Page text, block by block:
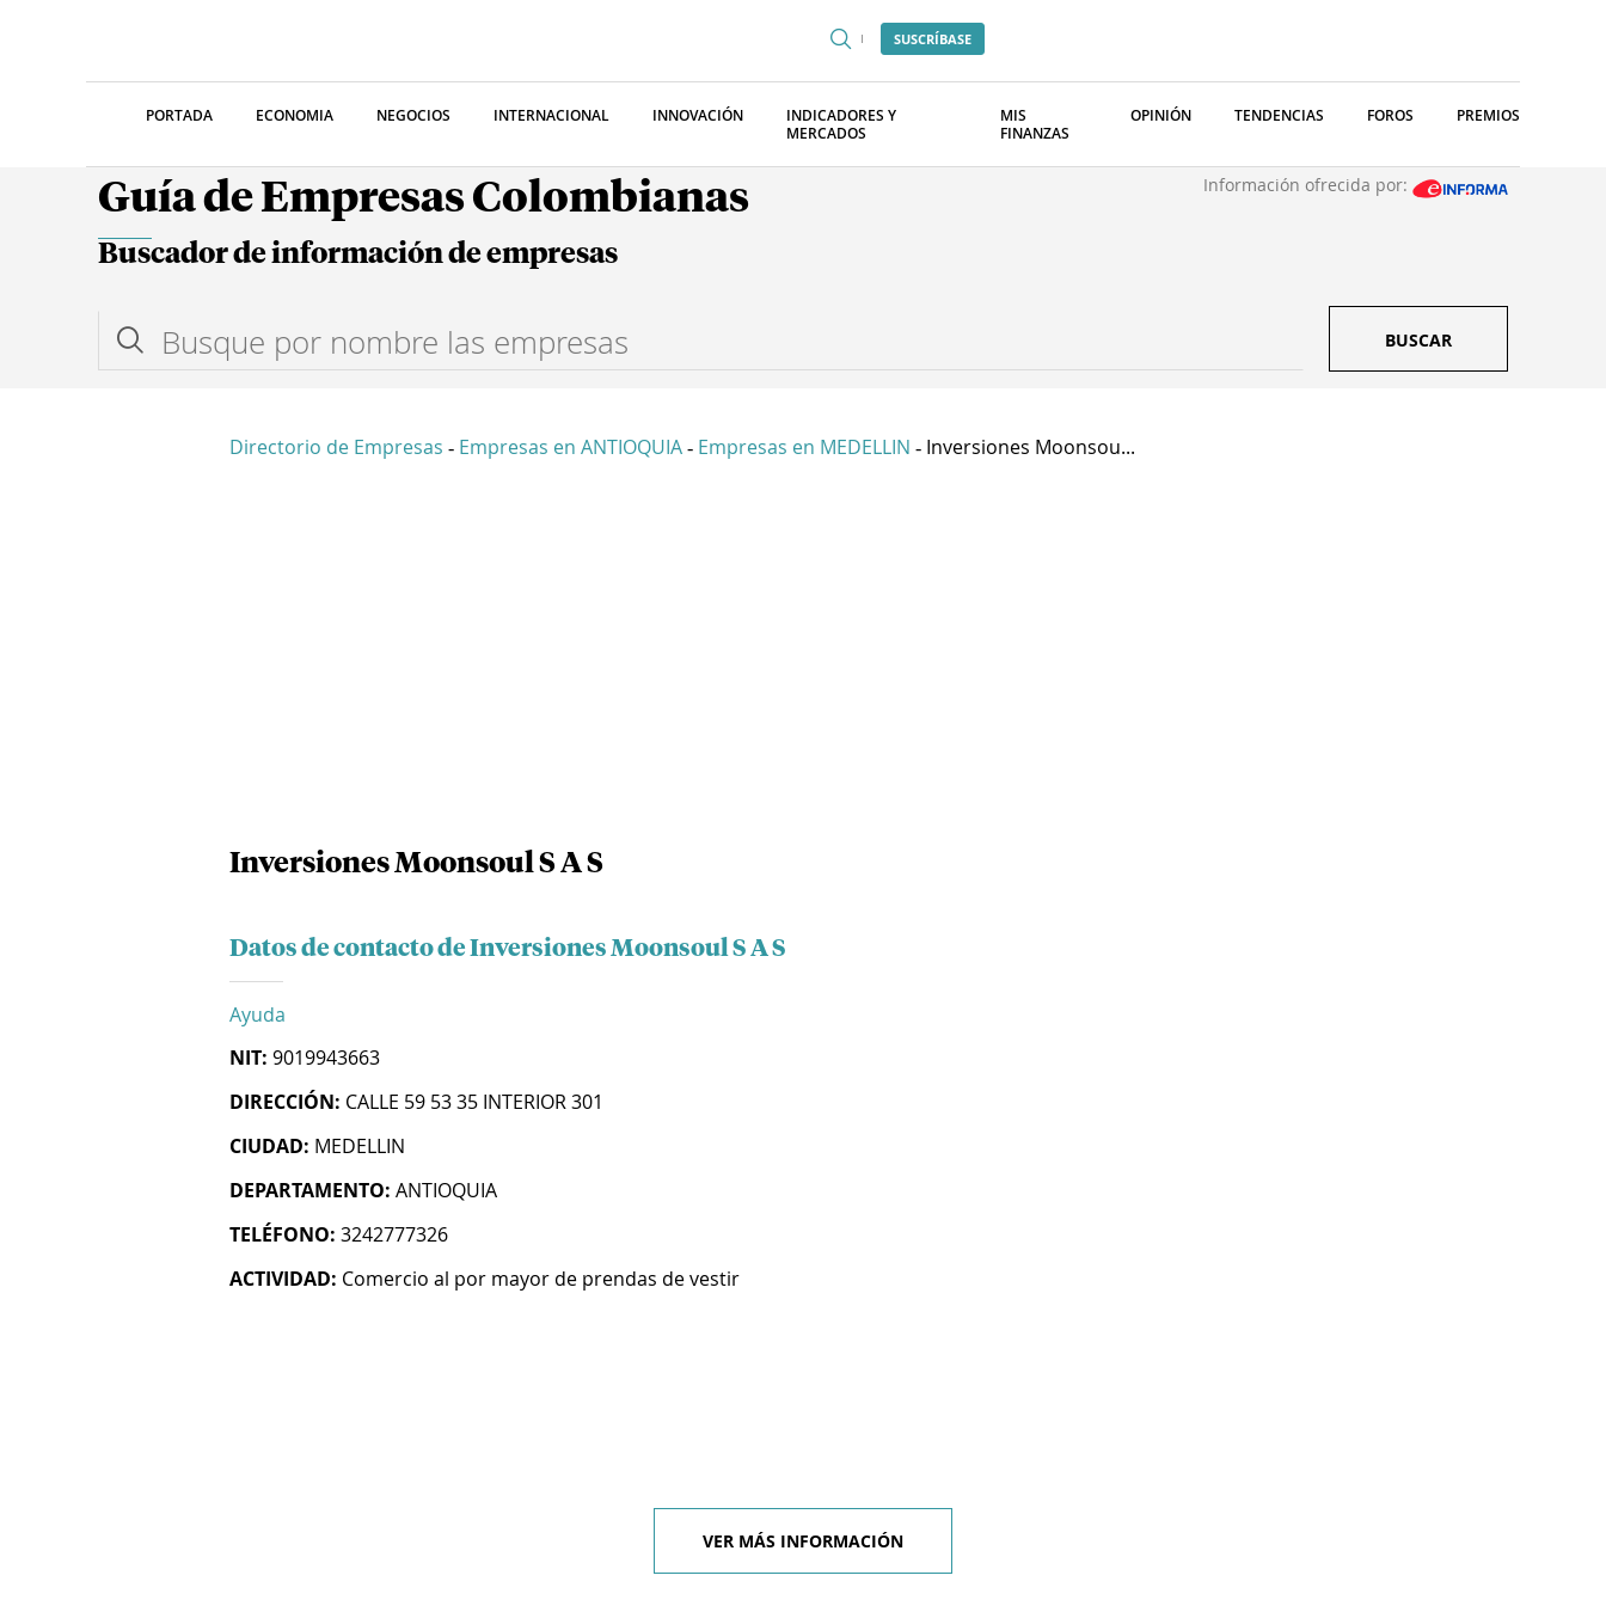
SUSCRÍBASE
PORTADA ECONOMIA NEGOCIOS INTERNACIONAL INNOVACIÓN
INDICADORES Y
MERCADOS
MIS
FINANZAS
OPINIÓN TENDENCIAS FOROS PREMIOS
Guía de Empresas Colombianas Información ofrecida por:
Buscador de información de empresas
BUSCAR
Directorio de Empresas - Empresas en ANTIOQUIA - Empresas en MEDELLIN - Inversiones Moonsou...
Inversiones Moonsoul S A S
Datos de contacto de Inversiones Moonsoul S A S
Ayuda
NIT: 9019943663
DIRECCIÓN: CALLE 59 53 35 INTERIOR 301
CIUDAD: MEDELLIN
DEPARTAMENTO: ANTIOQUIA
TELÉFONO: 3242777326
ACTIVIDAD: Comercio al por mayor de prendas de vestir
VER MÁS INFORMACIÓN